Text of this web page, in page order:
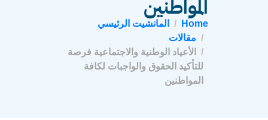
المواطنين
Home
المانشيت الرئيسي
مقالات
الأعياد الوطنية والاجتماعية فرصة
للتأكيد الحقوق والواجبات لكافة
المواطنين